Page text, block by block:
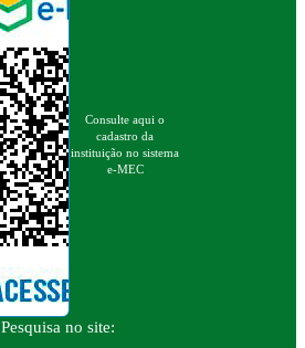
Consulte aqui o
cadastro da
instituição no sistema
e-MEC
Pesquisa no site: